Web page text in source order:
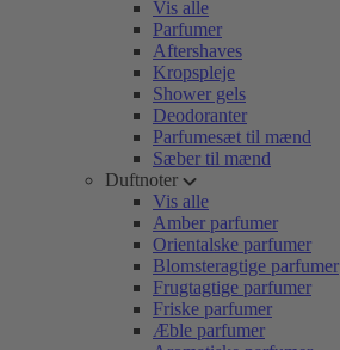
Vis alle
Parfumer
Aftershaves
Kropspleje
Shower gels
Deodoranter
Parfumesæt til mænd
Sæber til mænd
Duftnoter
Vis alle
Amber parfumer
Orientalske parfumer
Blomsteragtige parfumer
Frugtagtige parfumer
Friske parfumer
Æble parfumer